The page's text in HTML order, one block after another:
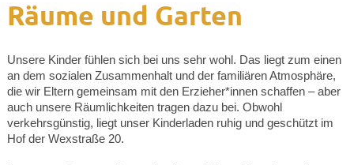
Räume und Garten
Unsere Kinder fühlen sich bei uns sehr wohl. Das liegt zum einen
an dem sozialen Zusammenhalt und der familiären Atmosphäre,
die wir Eltern gemeinsam mit den Erzieher*innen schaffen – aber
auch unsere Räumlichkeiten tragen dazu bei. Obwohl
verkehrsgünstig, liegt unser Kinderladen ruhig und geschützt im
Hof der Wexstraße 20.